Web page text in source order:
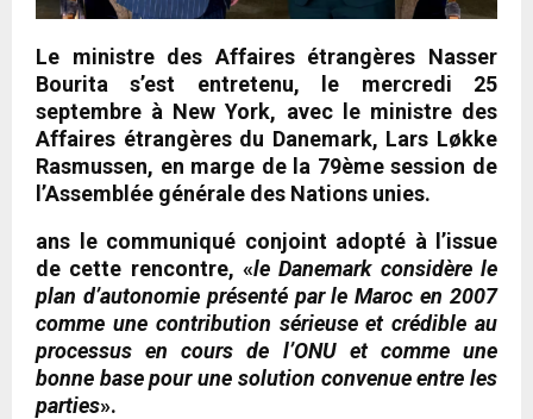
Le ministre des Affaires étrangères Nasser
Bourita s’est entretenu, le mercredi 25
septembre à New York, avec le ministre des
Affaires étrangères du Danemark, Lars Løkke
Rasmussen, en marge de la 79ème session de
l’Assemblée générale des Nations unies.
ans le communiqué conjoint adopté à l’issue
de cette rencontre, «le Danemark considère le
plan d’autonomie présenté par le Maroc en 2007
comme une contribution sérieuse et crédible au
processus en cours de l’ONU et comme une
bonne base pour une solution convenue entre les
parties».